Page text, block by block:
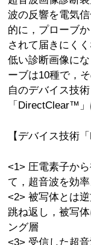
波の反響を電気
的に，プローブ
されて届きにく
低い診断画像に
ーブは10種で，
自のデバイス技
「DirectClear™
【デバイス技術
<1> 圧電素子か
て，超音波を効
<2> 被写体とは
跳ね返し，被写
ング層
<3> 受信した超